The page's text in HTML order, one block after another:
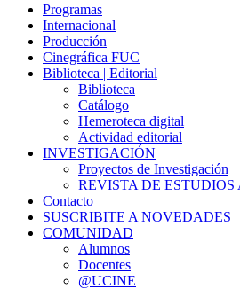
Programas
Internacional
Producción
Cinegráfica FUC
Biblioteca | Editorial
Biblioteca
Catálogo
Hemeroteca digital
Actividad editorial
INVESTIGACIÓN
Proyectos de Investigación
REVISTA DE
Contacto
SUSCRIBITE A NOVEDADES
COMUNIDAD
Alumnos
Docentes
@UCINE